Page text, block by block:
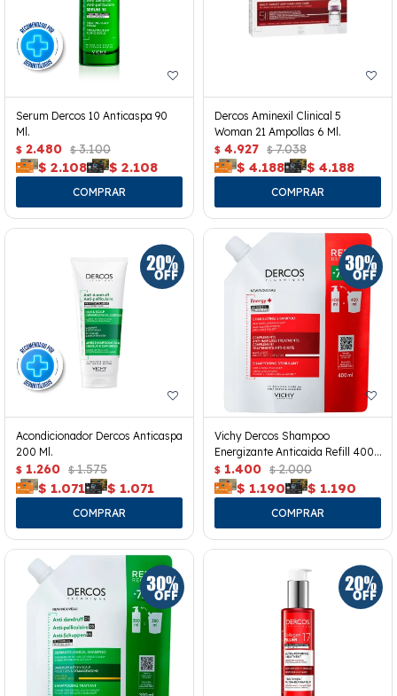
Serum Dercos 10 Anticaspa 90
Ml.
$ 2.480 $ 3.100
$ 2.108 $ 2.108
Dercos Aminexil Clinical 5
Woman 21 Ampollas 6 Ml.
$ 4.927 $ 7.038
$ 4.188 $ 4.188
Acondicionador Dercos Anticaspa
200 Ml.
$ 1.260 $ 1.575
$ 1.071 $ 1.071
Vichy Dercos Shampoo
Energizante Anticaida Refill 400
Ml.
$ 1.400 $ 2.000
$ 1.190 $ 1.190